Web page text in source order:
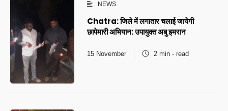
NEWS
Chatra: जिले में लगातार चलाई जायेगी
छापेमारी अभियान: उपायुक्त अबु इमरान
15 November 2 min - read